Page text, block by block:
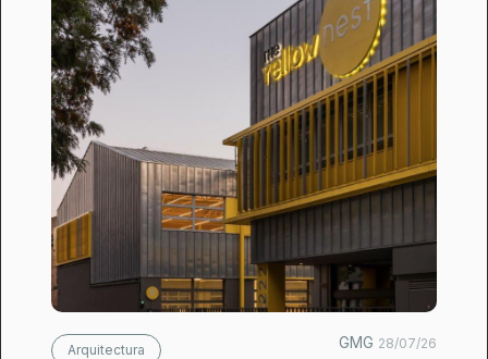
Arquitectura GMG 28/07/26